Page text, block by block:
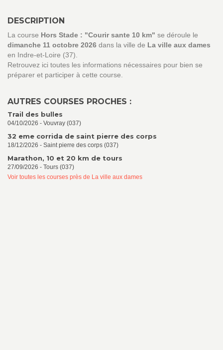
DESCRIPTION
La course Hors Stade : "Courir sante 10 km" se déroule le
dimanche 11 octobre 2026 dans la ville de La ville aux dames
en Indre-et-Loire (37).
Retrouvez ici toutes les informations nécessaires pour bien se
préparer et participer à cette course.
AUTRES COURSES PROCHES :
Trail des bulles
04/10/2026 - Vouvray (037)
32 eme corrida de saint pierre des corps
18/12/2026 - Saint pierre des corps (037)
Marathon, 10 et 20 km de tours
27/09/2026 - Tours (037)
Voir toutes les courses près de La ville aux dames